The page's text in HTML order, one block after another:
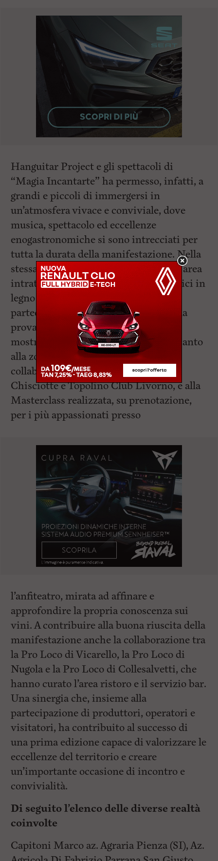
Hanguitar Project e gli spettacoli di
“Magia Incantarte” ha permesso, infatti, a
grandi e piccoli di immergersi in
un’atmosfera vivace e conviviale, dove
musica, spettacolo ed eccellenze
enogastronomiche si sono intrecciati per
tutta la durata della manifestazione. Nella
stessa zona, presente anche una vasta area
intrattenimento dedicata a giochi ludici in
legno che ha attirato numerosi
partecipanti desiderosi di mettersi alla
prova. Una menzione, inoltre, per la
mostra di auto d’epoca, localizzata accanto
alla zona giochi e allestita grazie alla
collaborazione di Briga Car, Don
Chisciotte e Topolino Club Livorno, e alla
Masterclass realizzata, su prenotazione,
per i più appassionati presso
l’anfiteatro, mirata ad affinare e
approfondire la propria conoscenza sui
vini. A contribuire alla buona riuscita della
manifestazione anche la collaborazione tra
la Pro Loco di Vicarello, la Pro Loco di
Nugola e la Pro Loco di Collesalvetti, che
hanno curato l’area ristoro e il servizio bar.
Una sinergia che, insieme alla
partecipazione di produttori, operatori e
visitatori, ha contribuito al successo di
una prima edizione capace di valorizzare le
eccellenze del territorio e creare
un’importante occasione di incontro e
convivialità.
Di seguito l’elenco delle diverse realtà
coinvolte
Capitoni Marco az. Agraria Pienza (SI), Az.